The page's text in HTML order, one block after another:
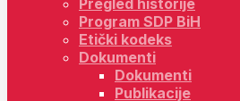
Pregled historije
Program SDP BiH
Etički kodeks
Dokumenti
Dokumenti
Publikacije